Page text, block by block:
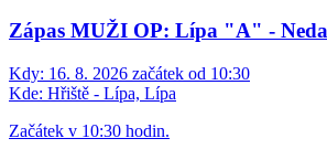
Zápas MUŽI OP: Lípa "A" -
Kdy: 16. 8. 2026 začátek od 10:30
Kde: Hřiště - Lípa, Lípa
Začátek v 10:30 hodin.